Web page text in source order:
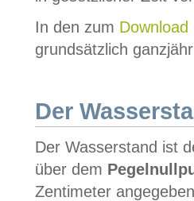
In den zum Download
grundsätzlich
Der
Der Wasserstand ist
über dem
Zentimeter